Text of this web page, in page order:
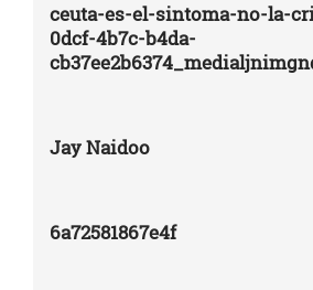
ceuta-es-el-sintoma-no-la-
0dcf-4b7c-b4da-
Jay Naidoo
6a72581867e4f